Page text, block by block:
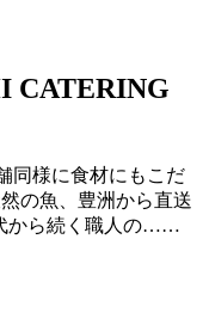
CATERING
同様に食材にもこだ
の魚、豊洲から直送
から続く職人の……